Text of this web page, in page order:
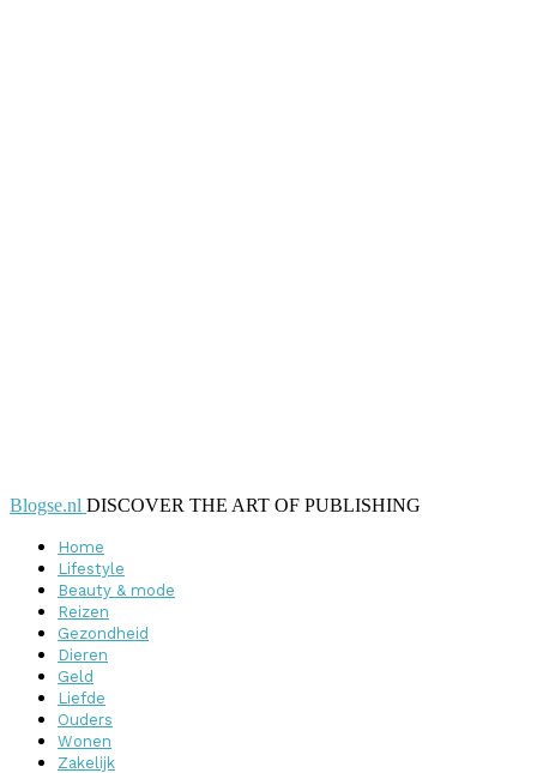
Blogse.nl DISCOVER THE ART OF PUBLISHING
Home
Lifestyle
Beauty & mode
Reizen
Gezondheid
Dieren
Geld
Liefde
Ouders
Wonen
Zakelijk